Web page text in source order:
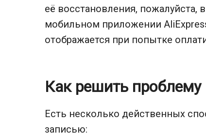
её восстановления, пожалуйста,
мобильном приложении
отображается при попытке
Как решить проблему
Есть несколько действенных
записью: